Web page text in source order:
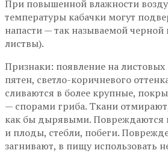
При повышенной влажности
температуры кабачки могут
напасти — так называемой черной
листвы).
Признаки: появление на листовых
пятен, светло-коричневого
сливаются в более крупные,
— спорами гриба. Ткани
как бы дырявыми. Повреждаются
и плоды, стебли, побеги.
загнивают, в пищу использовать